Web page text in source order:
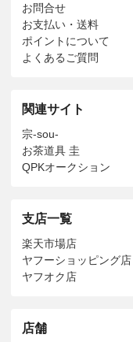
お問合せ
お支払い・送料
ポイントについて
よくあるご質問
関連サイト
宗-sou-
お茶道具 圭
QPKオークション
支店一覧
楽天市場店
ヤフーショッピング店
ヤフオク店
店舗